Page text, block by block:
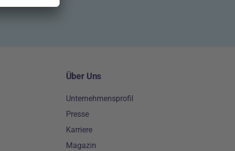
Über Uns
Unternehmensprofil
Presse
Karriere
Magazin